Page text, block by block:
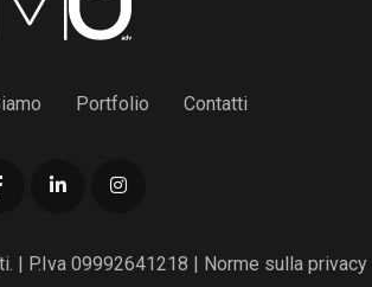
Portfolio Contatti
| P.Iva 09992641218 | Norme sulla privacy